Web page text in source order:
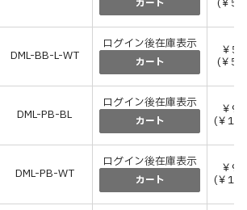
カート (￥
DML-BB-L-WT
ログイン後在庫表示
カート
￥
(￥
DML-PB-BL
ログイン後在庫表示
カート
￥
(￥
DML-PB-WT
ログイン後在庫表示
カート
￥
(￥